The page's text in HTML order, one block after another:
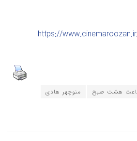
https://
هشت صبح
منوچهر هادی